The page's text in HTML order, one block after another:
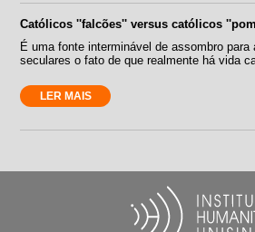
Católicos ''falcões'' versus católicos
É uma fonte interminável de assombro para
seculares o fato de que realmente há vida
LER MAIS